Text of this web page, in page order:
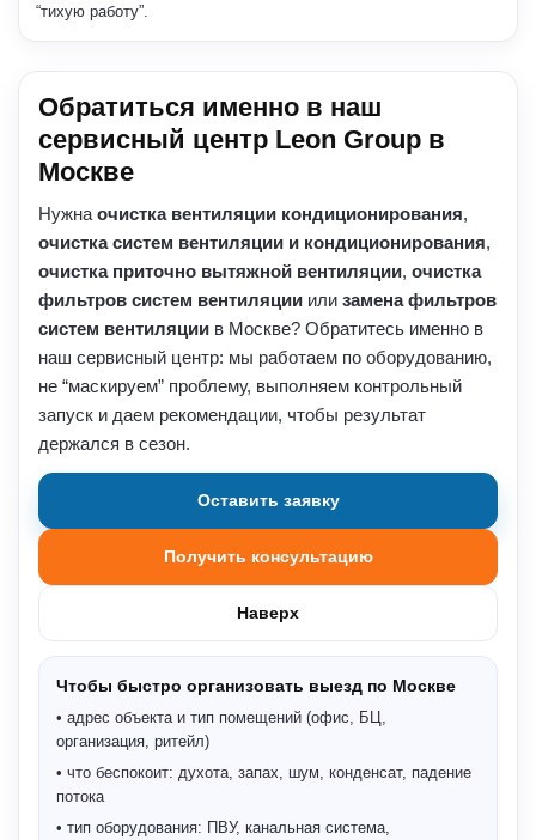
“тихую работу”.
Обратиться именно в наш
сервисный центр Leon Group в
Москве
Нужна очистка вентиляции кондиционирования,
очистка систем вентиляции и кондиционирования,
очистка приточно вытяжной вентиляции, очистка
фильтров систем вентиляции или замена фильтров
систем вентиляции в Москве? Обратитесь именно в
наш сервисный центр: мы работаем по оборудованию,
не “маскируем” проблему, выполняем контрольный
запуск и даем рекомендации, чтобы результат
держался в сезон.
Оставить заявку
Получить консультацию
Наверх
Чтобы быстро организовать выезд по Москве
• адрес объекта и тип помещений (офис, БЦ,
организация, ритейл)
• что беспокоит: духота, запах, шум, конденсат, падение
потока
• тип оборудования: ПВУ, канальная система,